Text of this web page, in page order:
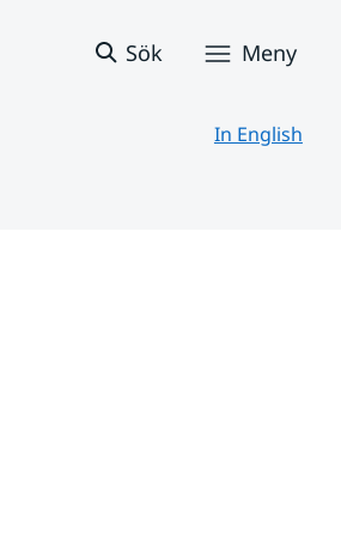
Sök Meny
In English